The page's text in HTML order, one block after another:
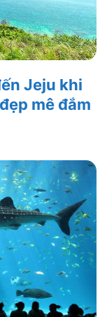
Jeju khi
mê đắm